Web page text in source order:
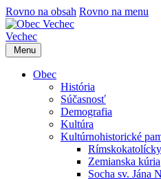
Rovno na obsah Rovno na menu
Vechec
Menu
Obec
História
Súčasnosť
Demografia
Kultúra
Kultúrnohistorické
Zemianska kúria
Socha sv. Jána